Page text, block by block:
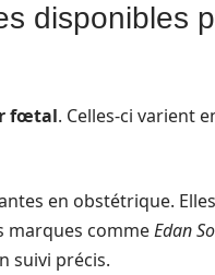
disponibles
fœtal. Celles-ci varient
en obstétrique.
marques commeEdan
suivi précis.